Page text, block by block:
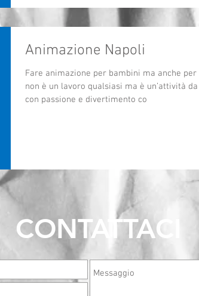
Animazione Napoli
Fare animazione per bambini ma anche per
non è un lavoro qualsiasi ma è un’attività da svolgere
con passione e divertimento co
CONTATTACI